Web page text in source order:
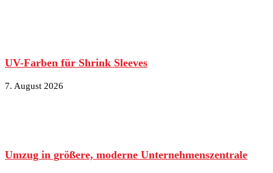
UV-Farben für Shrink Sleeves
7. August 2026
Umzug in größere, moderne Unternehmenszentrale